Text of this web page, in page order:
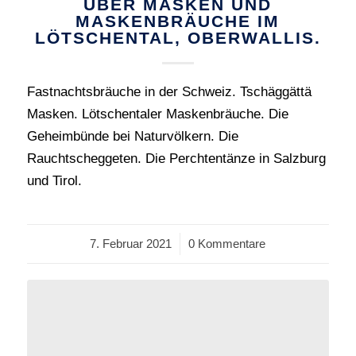
ÜBER MASKEN UND
MASKENBRÄUCHE IM
LÖTSCHENTAL, OBERWALLIS.
Fastnachtsbräuche in der Schweiz. Tschäggättä
Masken. Lötschentaler Maskenbräuche. Die
Geheimbünde bei Naturvölkern. Die
Rauchtscheggeten. Die Perchtentänze in Salzburg
und Tirol.
7. Februar 2021
/ 0 Kommentare